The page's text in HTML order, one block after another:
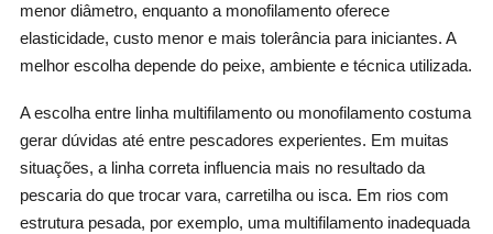
menor diâmetro, enquanto a monofilamento oferece
elasticidade, custo menor e mais tolerância para iniciantes. A
melhor escolha depende do peixe, ambiente e técnica utilizada.
A escolha entre linha multifilamento ou monofilamento costuma
gerar dúvidas até entre pescadores experientes. Em muitas
situações, a linha correta influencia mais no resultado da
pescaria do que trocar vara, carretilha ou isca. Em rios com
estrutura pesada, por exemplo, uma multifilamento inadequada